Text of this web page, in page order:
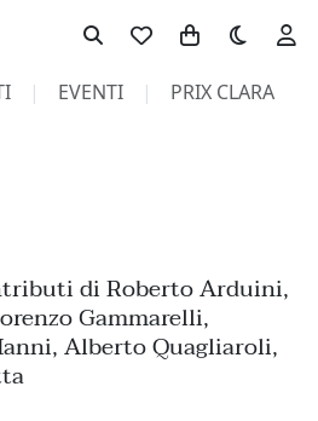
Toggle
EVENTI PRIX CLARA
di Roberto Arduini,
Gammarelli,
Alberto Quagliaroli,